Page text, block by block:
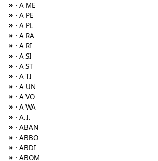
» · A ME
» · A PE
» · A PL
» · A RA
» · A RI
» · A SI
» · A ST
» · A TI
» · A UN
» · A VO
» · A WA
» · A.I.
» · ABAN
» · ABBO
» · ABDI
» · ABOM